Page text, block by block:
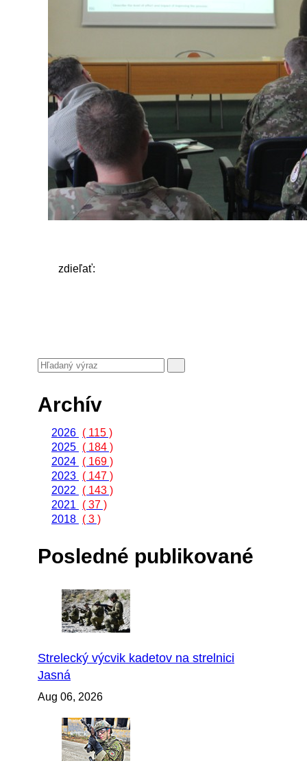
zdieľať:
Archív
2026 ( 115 )
2025 ( 184 )
2024 ( 169 )
2023 ( 147 )
2022
( 143 )
2021
( 37 )
2018 ( 3 )
Posledné publikované
Strelecký výcvik kadetov na strelnici
Jasná
Aug 06, 2026